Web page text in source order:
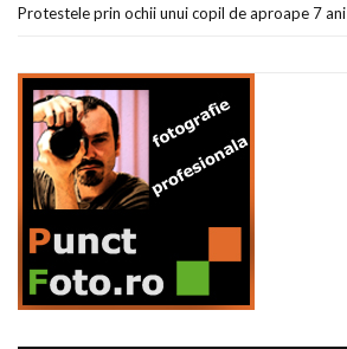
Protestele prin ochii unui copil de aproape 7 ani